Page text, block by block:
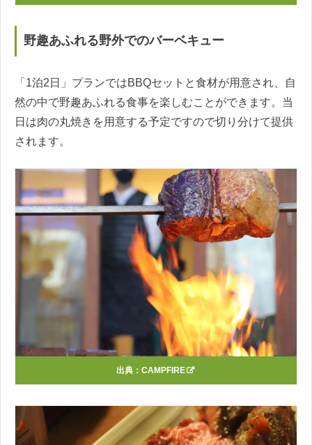
野趣あふれる野外でのバーベキュー
「1泊2日」プランではBBQセットと食材が用意され、自
然の中で野趣あふれる食事を楽しむことができます。当
日は肉の丸焼きを用意する予定ですので切り分けて提供
されます。
出典： CAMPFIRE